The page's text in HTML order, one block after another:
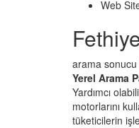
Web
arama
Yerel Arama
Yardımcı
motorlarını
tüketicilerin